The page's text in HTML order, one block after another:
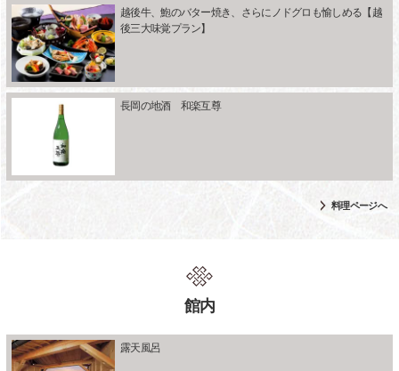
越後牛、鮑のバター焼き、さらにノドグロも愉しめる【越
後三大味覚プラン】
長岡の地酒 和楽互尊
料理ページへ
館内
露天風呂